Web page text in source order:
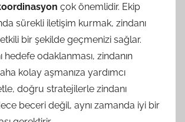
çok önemlidir. Ekip
sürekli iletişim kurmak, zindanı
etkili bir şekilde geçmenizi sağlar.
hedefe odaklanması, zindanın
kolay aşmanıza yardımcı
doğru stratejilerle zindanı
beceri değil, aynı zamanda iyi bir